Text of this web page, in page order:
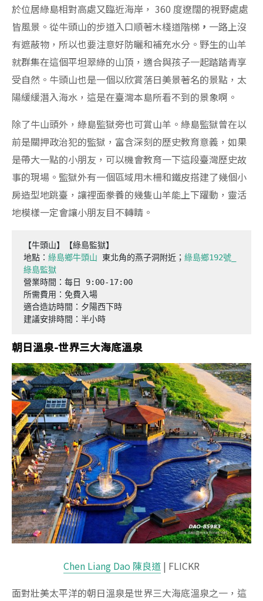
於位居綠島相對高處又臨近海岸， 360 度遼闊的視野處處
皆風景。從牛頭山的步道入口順著木棧道階梯 ， 一路上沒
有遮蔽物，所以也要注意好防曬和補充水分。野生的山羊
就群集在這個平坦翠綠的山頂，適合與孩子一起踏踏青享
受自然。牛頭山也是一個以欣賞落日美景著名的景點，太
陽緩緩潛入海水，這是在臺灣本島所看不到的景象啊。
除了牛山頭外，綠島監獄旁也可賞山羊。綠島監獄曾在以
前是關押政治犯的監獄，富含深刻的歷史教育意義，如果
是帶大一點的小朋友，可以機會教育一下這段臺灣歷史故
事的現場。監獄外有一個區域用木柵和鐵皮搭建了幾個小
房造型地跳臺，讓裡面豢養的幾隻山羊能上下躍動，靈活
地模樣一定會讓小朋友目不轉睛。
【牛頭山】【綠島監獄】
地點： 綠島鄉牛頭山 東北角的燕子洞附近； 綠島鄉192號_
綠島監獄
營業時間：每日 9:00-17:00
所需費用：免費入場
適合造訪時間：夕陽西下時
建議安排時間：半小時
朝日溫泉-世界三大海底溫泉
Chen Liang Dao 陳良道 | FLICKR
面對壯美太平洋的朝日溫泉是世界三大海底溫泉之一，這